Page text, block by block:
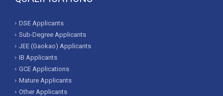
DSE Applicants
Sub-Degree Applicants
JEE (Gaokao) Applicants
IB Applicants
GCE Applications
Mature Applicants
Other Applicants